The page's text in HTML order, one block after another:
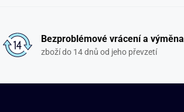
Bezproblémové vrácení a výměna
zboží do 14 dnů od jeho převzetí